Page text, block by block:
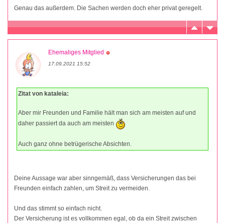
Genau das außerdem. Die Sachen werden doch eher privat geregelt.
Ehemaliges Mitglied
17.09.2021 15:52
Zitat von kataleia:
Aber mir Freunden und Familie hält man sich am meisten auf und
daher passiert da auch am meisten
Auch ganz ohne betrügerische Absichten.
Deine Aussage war aber sinngemäß, dass Versicherungen das bei
Freunden einfach zahlen, um Streit zu vermeiden.
Und das stimmt so einfach nicht.
Der Versicherung ist es vollkommen egal, ob da ein Streit zwischen